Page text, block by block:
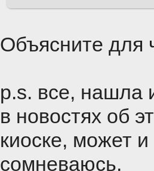
Объясните для
p.s. все, нашла
в новостях об
киоске, может
сомневаюсь.